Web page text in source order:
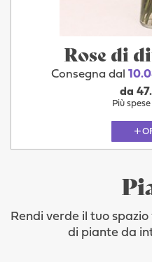
Rose di
Consegna dal
da
Più
Rendi verde il tuo
di piante da